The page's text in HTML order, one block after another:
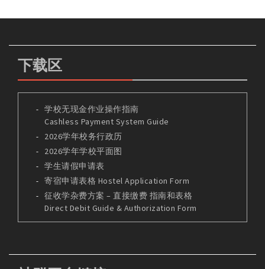
下载区
学校无现金作业操作指南
Cashless Payment System Guide
2026学年校务行政历
2026学年学校平面图
学生请假申请表
寄宿申请表格 Hostel Application Form
征收学杂费方案 – 直接缴费 指南和表格
Direct Debit Guide & Authorization Form